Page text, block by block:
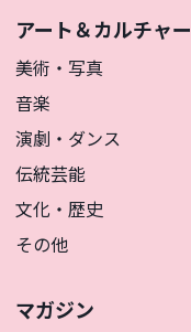
アート＆カルチャー
美術・写真
音楽
演劇・ダンス
伝統芸能
文化・歴史
その他
マガジン